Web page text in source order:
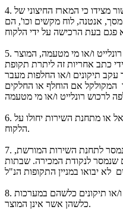
4. מצידו כי המארז החיצוני של
מסך, אנטנה, לוח מקשים וכו', הם
5. ו/או מי מטעמה, המוצר
כתב אחריות זה ליתרת תקופת
תיקונים ו/או החלפות מעבר
המקולקל אם הוחלף או החלקים
6. או מתחנת השירות יחולו על
הלקוח.
7. לתחנת השירות המורשת,
שנמסר לנקודת המכירה. שבתות
8. או תיקונים כלשהם במערכות
כלשהן אשר אינן המוצר.